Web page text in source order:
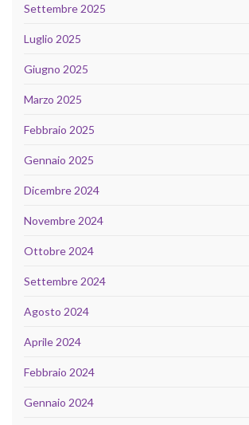
Settembre 2025
Luglio 2025
Giugno 2025
Marzo 2025
Febbraio 2025
Gennaio 2025
Dicembre 2024
Novembre 2024
Ottobre 2024
Settembre 2024
Agosto 2024
Aprile 2024
Febbraio 2024
Gennaio 2024